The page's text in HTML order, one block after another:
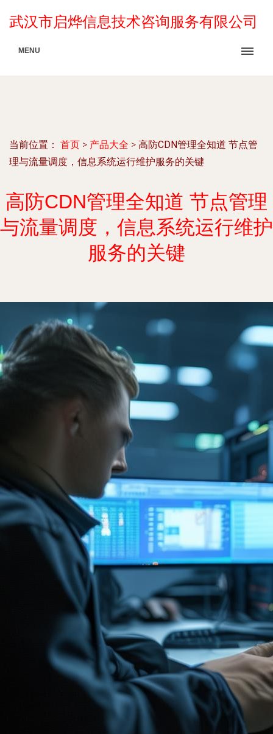
武汉市启烨信息技术咨询服务有限公司
MENU
当前位置： 首页 > 产品大全 > 高防CDN管理全知道 节点管
理与流量调度，信息系统运行维护服务的关键
高防CDN管理全知道 节点管理
与流量调度，信息系统运行维护
服务的关键